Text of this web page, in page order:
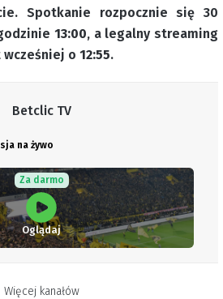
Spotkanie rozpocznie się 30
13:00, a legalny streaming
o 12:55.
Betclic TV
na żywo
Za darmo
Oglądaj
Więcej kanałów